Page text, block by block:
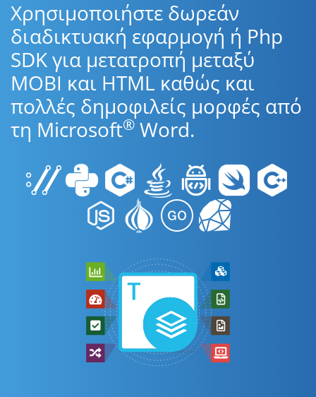
Χρησιμοποιήστε δωρεάν
διαδικτυακή εφαρμογή ή Php
SDK για μετατροπή μεταξύ
MOBI και HTML καθώς και
πολλές δημοφιλείς μορφές από
τη Microsoft® Word.